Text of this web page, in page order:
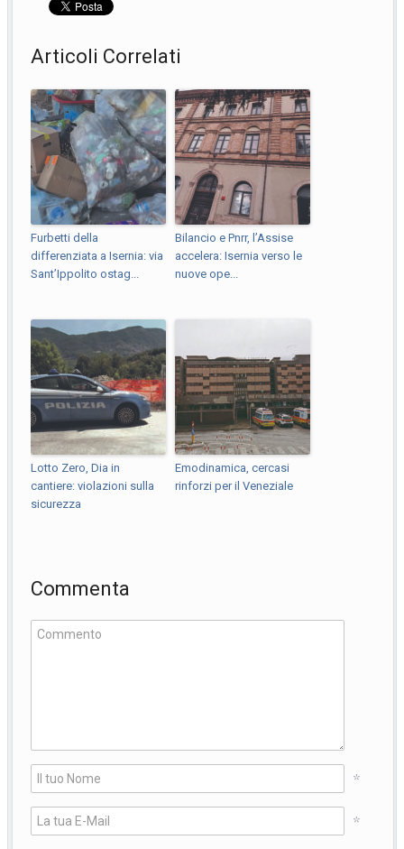
Articoli Correlati
Furbetti della
differenziata a Isernia: via
Sant’Ippolito ostag...
Bilancio e Pnrr, l’Assise
accelera: Isernia verso le
nuove ope...
Lotto Zero, Dia in
cantiere: violazioni sulla
sicurezza
Emodinamica, cercasi
rinforzi per il Veneziale
Commenta
*
*